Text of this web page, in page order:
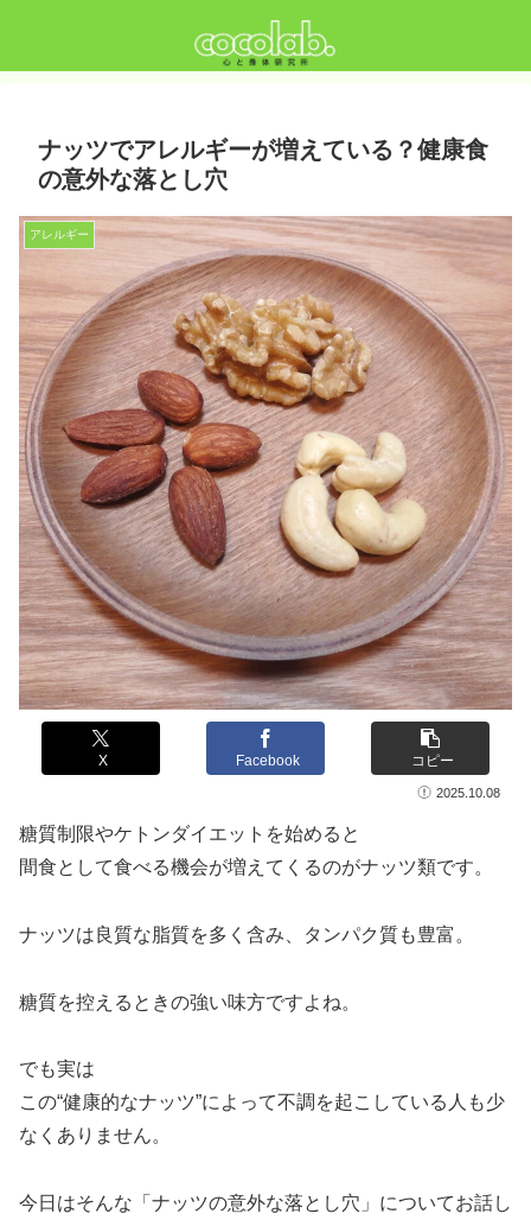
ナッツでアレルギーが増えている？健康食
の意外な落とし穴
アレルギー
X Facebook コピー
2025.10.08
糖質制限やケトンダイエットを始めると
間食として食べる機会が増えてくるのがナッツ類です。
ナッツは良質な脂質を多く含み、タンパク質も豊富。
糖質を控えるときの強い味方ですよね。
でも実は
この“健康的なナッツ”によって不調を起こしている人も少
なくありません。
今日はそんな「ナッツの意外な落とし穴」についてお話し